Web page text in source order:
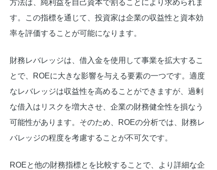
方法は、純利益を自己資本で割ることにより求められま
す。この指標を通じて、投資家は企業の収益性と資本効
率を評価することが可能になります。
財務レバレッジは、借入金を使用して事業を拡大するこ
とで、ROEに大きな影響を与える要素の一つです。適度
なレバレッジは収益性を高めることができますが、過剰
な借入はリスクを増大させ、企業の財務健全性を損なう
可能性があります。そのため、ROEの分析では、財務レ
バレッジの程度を考慮することが不可欠です。
ROEと他の財務指標とを比較することで、より詳細な企